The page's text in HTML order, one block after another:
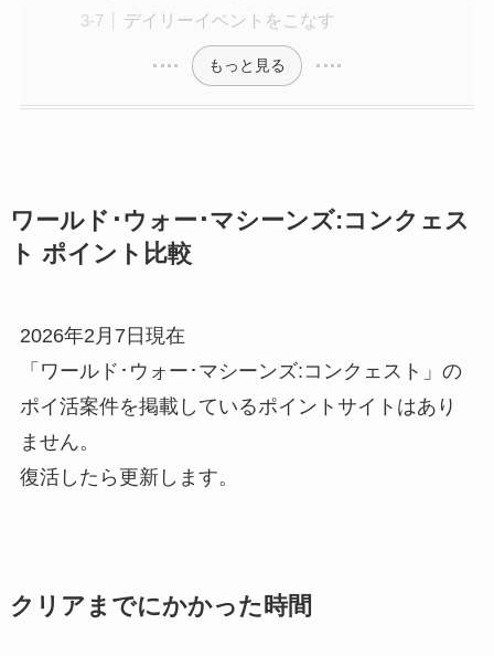
デイリーイベントをこなす
もっと見る
ワールド･ウォー･マシーンズ:コンクェス
ト ポイント比較
2026年2月7日現在
「ワールド･ウォー･マシーンズ:コンクェスト」の
ポイ活案件を掲載しているポイントサイトはあり
ません。
復活したら更新します。
クリアまでにかかった時間